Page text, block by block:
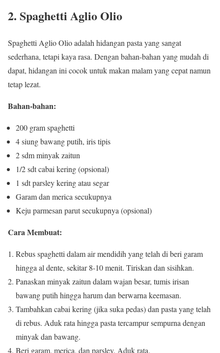
2. Spaghetti Aglio Olio
Spaghetti Aglio Olio adalah hidangan pasta yang sangat
sederhana, tetapi kaya rasa. Dengan bahan-bahan yang mudah di
dapat, hidangan ini cocok untuk makan malam yang cepat namun
tetap lezat.
Bahan-bahan:
200 gram spaghetti
4 siung bawang putih, iris tipis
2 sdm minyak zaitun
1/2 sdt cabai kering (opsional)
1 sdt parsley kering atau segar
Garam dan merica secukupnya
Keju parmesan parut secukupnya (opsional)
Cara Membuat:
Rebus spaghetti dalam air mendidih yang telah di beri garam
hingga al dente, sekitar 8-10 menit. Tiriskan dan sisihkan.
Panaskan minyak zaitun dalam wajan besar, tumis irisan
bawang putih hingga harum dan berwarna keemasan.
Tambahkan cabai kering (jika suka pedas) dan pasta yang telah
di rebus. Aduk rata hingga pasta tercampur sempurna dengan
minyak dan bawang.
Beri garam, merica, dan parsley. Aduk rata.